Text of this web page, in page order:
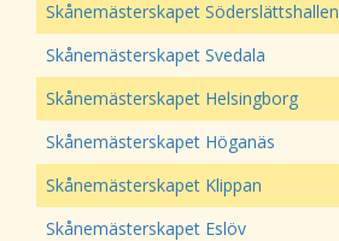
Skånemästerskapet Söderslättshallen
Skånemästerskapet Svedala
Skånemästerskapet Helsingborg
Skånemästerskapet Höganäs
Skånemästerskapet Klippan
Skånemästerskapet Eslöv